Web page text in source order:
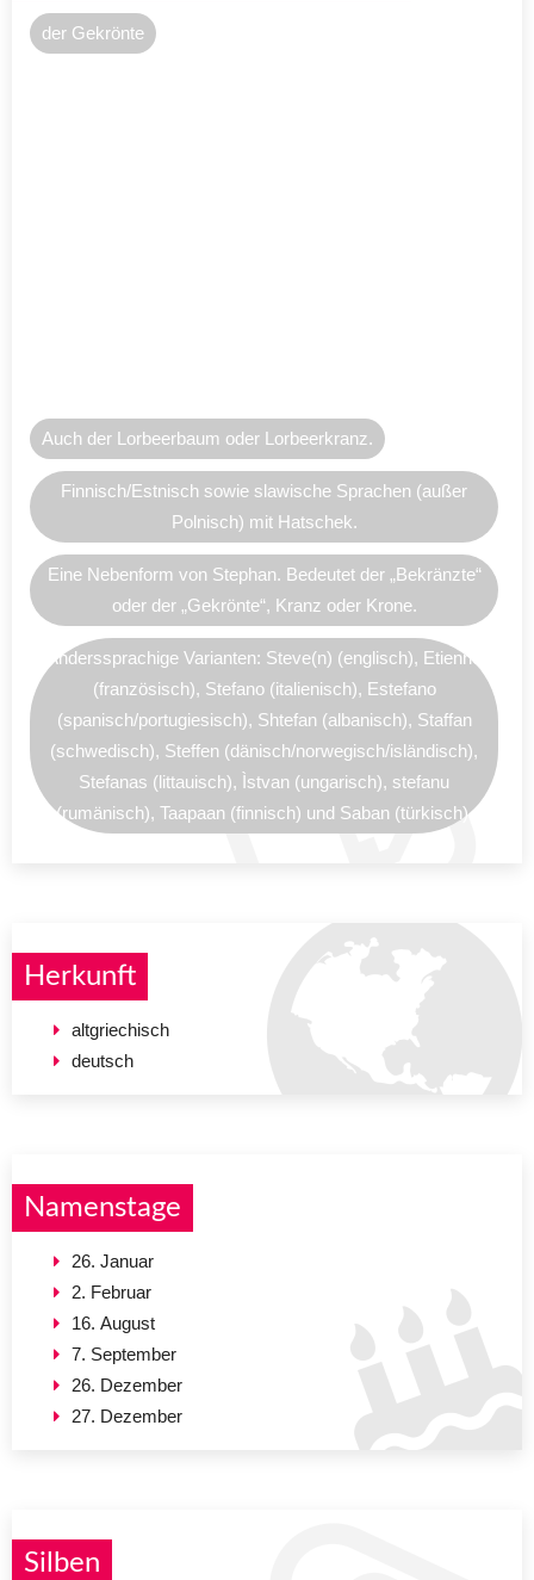
der Gekrönte
Auch der Lorbeerbaum oder Lorbeerkranz.
Finnisch/Estnisch sowie slawische Sprachen (außer
Polnisch) mit Hatschek.
Eine Nebenform von Stephan. Bedeutet der „Bekränzte“
oder der „Gekrönte“, Kranz oder Krone.
Anderssprachige Varianten: Steve(n) (englisch), Etienne
(französisch), Stefano (italienisch), Estefano
(spanisch/portugiesisch), Shtefan (albanisch), Staffan
(schwedisch), Steffen (dänisch/norwegisch/isländisch),
Stefanas (littauisch), Ìstvan (ungarisch), stefanu
(rumänisch), Taapaan (finnisch) und Saban (türkisch).
Herkunft
altgriechisch
deutsch
Namenstage
26. Januar
2. Februar
16. August
7. September
26. Dezember
27. Dezember
Silben